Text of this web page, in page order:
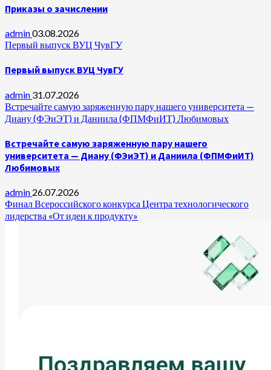
Приказы о зачислении
admin03.08.2026
Первый выпуск ВУЦ ЧувГУ
Первый выпуск ВУЦ ЧувГУ
admin 31.07.2026
Встречайте самую заряженную пару нашего университета —
Диану (ФЭиЭТ) и Даниила (ФПМФиИТ) Любимовых
Встречайте самую заряженную пару нашего
университета — Диану (ФЭиЭТ) и Даниила (ФПМФиИТ)
Любимовых
admin 26.07.2026
Финал Всероссийского конкурса Центра технологического
лидерства «От идеи к продукту»